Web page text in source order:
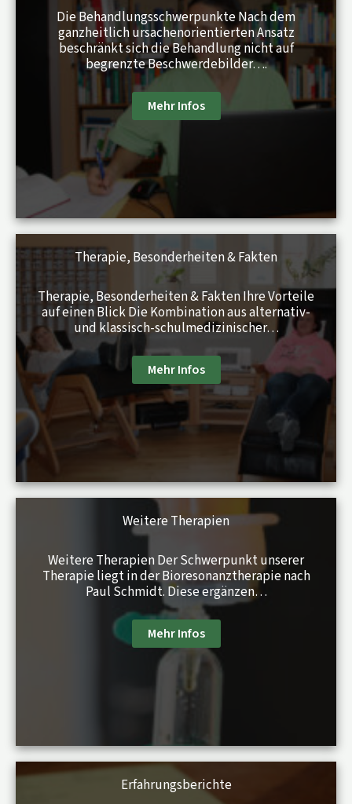
Die Behandlungsschwerpunkte Nach dem
ganzheitlich ursachenorientierten Ansatz
beschränkt sich die Behandlung nicht auf
begrenzte Beschwerdebilder….
Mehr Infos
Therapie, Besonder­heiten & Fakten
Therapie, Besonderheiten & Fakten Ihre Vorteile
auf einen Blick Die Kombination aus alternativ-
und klassisch-schulmedizinischer…
Mehr Infos
Weitere Therapien
Weitere Therapien Der Schwerpunkt unserer
Therapie liegt in der Bioresonanztherapie nach
Paul Schmidt. Diese ergänzen…
Mehr Infos
Erfahrungsberichte